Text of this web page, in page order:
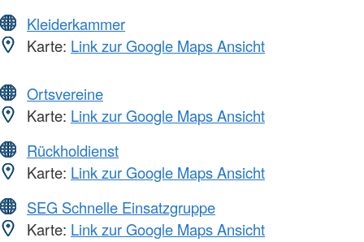
Kleiderkammer
Karte: Link zur Google Maps Ansicht
Ortsvereine
Karte: Link zur Google Maps Ansicht
Rückholdienst
Karte: Link zur Google Maps Ansicht
SEG Schnelle Einsatzgruppe
Karte: Link zur Google Maps Ansicht